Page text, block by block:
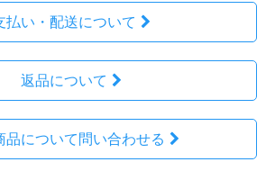
払い・配送について
返品について
品について問い合わせる